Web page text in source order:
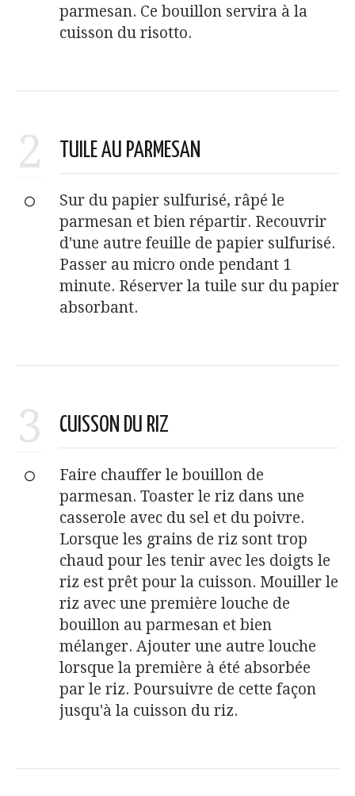
parmesan. Ce bouillon servira à la
cuisson du risotto.
2 TUILE AU PARMESAN
Sur du papier sulfurisé, râpé le
parmesan et bien répartir. Recouvrir
d'une autre feuille de papier sulfurisé.
Passer au micro onde pendant 1
minute. Réserver la tuile sur du papier
absorbant.
3 CUISSON DU RIZ
Faire chauffer le bouillon de
parmesan. Toaster le riz dans une
casserole avec du sel et du poivre.
Lorsque les grains de riz sont trop
chaud pour les tenir avec les doigts le
riz est prêt pour la cuisson. Mouiller le
riz avec une première louche de
bouillon au parmesan et bien
mélanger. Ajouter une autre louche
lorsque la première à été absorbée
par le riz. Poursuivre de cette façon
jusqu'à la cuisson du riz.